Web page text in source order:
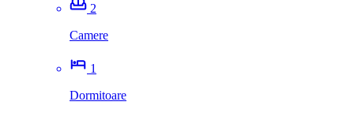
2
Camere
1
Dormitoare